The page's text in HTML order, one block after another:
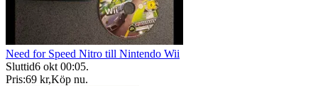
Need for Speed Nitro till Nintendo Wii
Sluttid6 okt 00:05.
Pris:69 kr,Köp nu.